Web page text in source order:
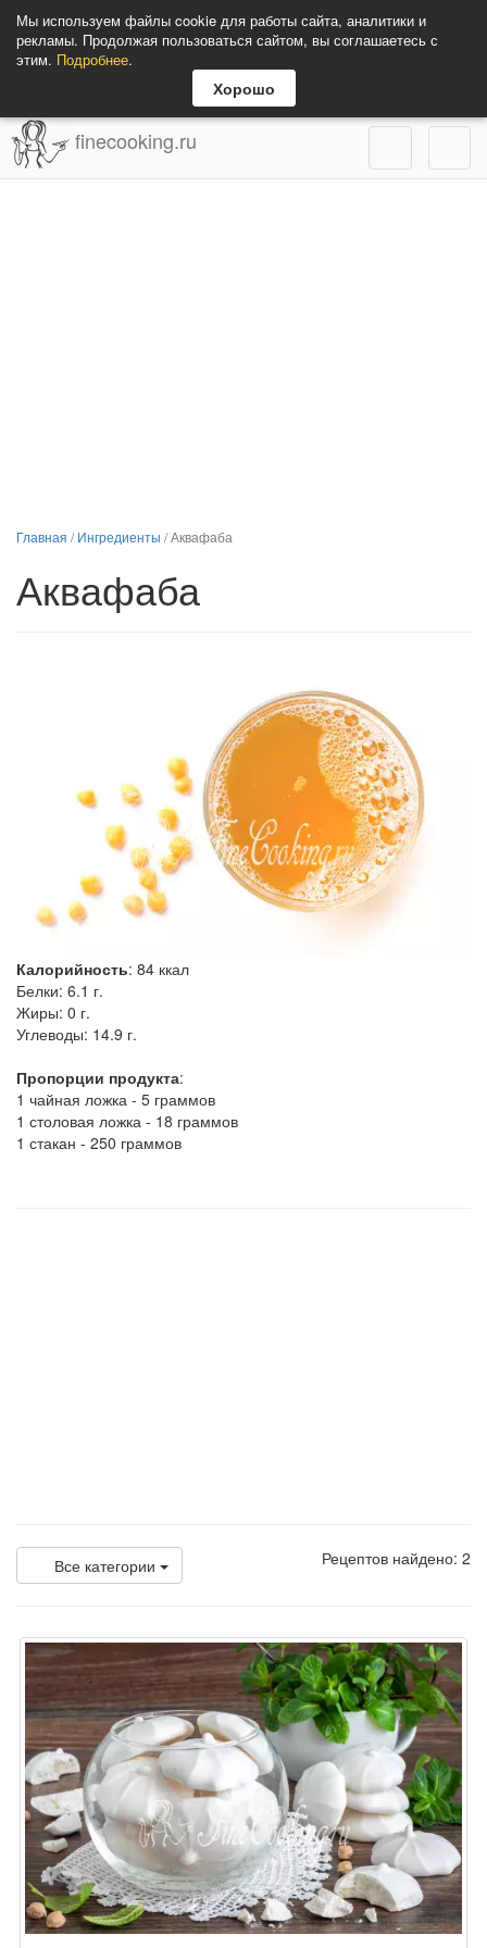
Мы используем файлы cookie для работы сайта, аналитики и
рекламы. Продолжая пользоваться сайтом, вы соглашаетесь с
этим. Подробнее.
Хорошо
finecooking.ru
Главная /Ингредиенты /Аквафаба
Аквафаба
Калорийность: 84 ккал
Белки: 6.1 г.
Жиры: 0 г.
Углеводы: 14.9 г.
Пропорции продукта:
1 чайная ложка - 5 граммов
1 столовая ложка - 18 граммов
1 стакан - 250 граммов
Все категории Рецептов найдено: 2